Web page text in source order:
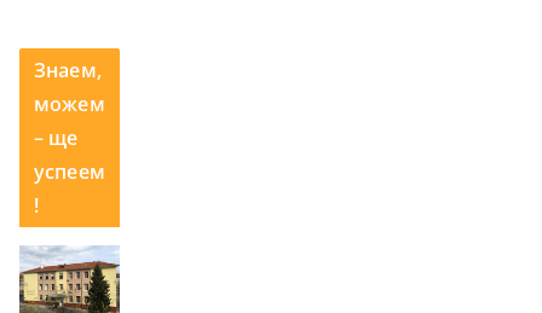
Знаем,
можем
– ще
успеем
!